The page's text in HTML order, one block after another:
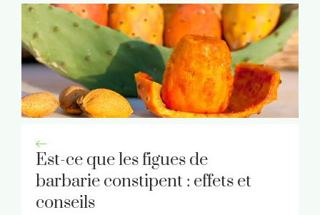
Est-ce que les figues de
barbarie constipent : effets et
conseils